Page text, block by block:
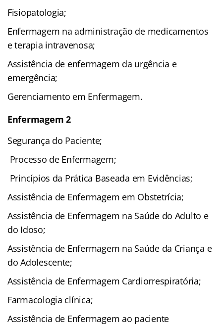
Fisiopatologia;
Enfermagem na administração de medicamentos
e terapia intravenosa;
Assistência de enfermagem da urgência e
emergência;
Gerenciamento em Enfermagem.
Enfermagem 2
Segurança do Paciente;
Processo de Enfermagem;
Princípios da Prática Baseada em Evidências;
Assistência de Enfermagem em Obstetrícia;
Assistência de Enfermagem na Saúde do Adulto e
do Idoso;
Assistência de Enfermagem na Saúde da Criança e
do Adolescente;
Assistência de Enfermagem Cardiorrespiratória;
Farmacologia clínica;
Assistência de Enfermagem ao paciente